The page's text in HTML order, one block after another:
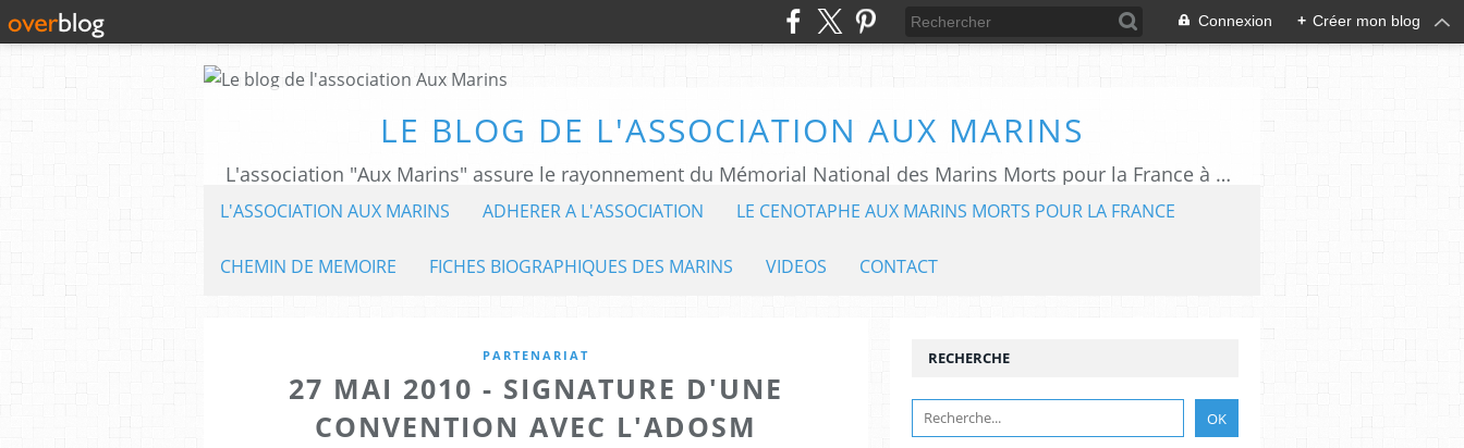
Connexion + Créer mon blog
LE BLOG DE L'ASSOCIATION AUX MARINS
L'association "Aux Marins" assure le rayonnement du Mémorial National des Marins Morts pour la France à Plougonvelin (29).
L'ASSOCIATION AUX MARINS ADHERER A L'ASSOCIATION LE CENOTAPHE AUX MARINS MORTS POUR LA FRANCE
CHEMIN DE MEMOIRE FICHES BIOGRAPHIQUES DES MARINS VIDEOS CONTACT
PARTENARIAT
27 MAI 2010 - SIGNATURE D'UNE
CONVENTION AVEC L'ADOSM
RECHERCHE